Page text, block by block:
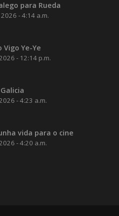
para Rueda
- 4:14 a.m.
Ye-Ye
- 12:14 p.m.
- 4:23 a.m.
vida para o cine
- 4:20 a.m.